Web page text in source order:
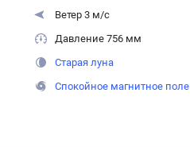
Ветер 3 м/с
Давление 756 мм
Старая луна
Спокойное магнитное поле